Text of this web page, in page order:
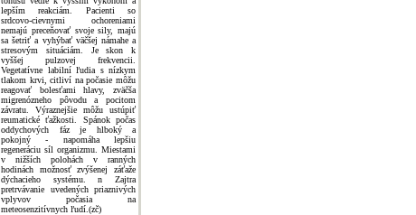
lepším reakciám. Pacienti so
srdcovo-cievnymi ochoreniami
nemajú preceňovať svoje sily, majú
sa šetriť a vyhýbať väčšej námahe a
stresovým situáciám. Je skon k
vyššej pulzovej frekvencii.
Vegetatívne labilní ľudia s nízkym
tlakom krvi, citliví na počasie môžu
reagovať bolesťami hlavy, zväčša
migrenózneho pôvodu a pocitom
závratu. Výraznejšie môžu ustúpiť
reumatické ťažkosti. Spánok počas
oddychových fáz je hlboký a
pokojný - napomáha lepšiu
regeneráciu síl organizmu. Miestami
v nižších polohách v ranných
hodinách možnosť zvýšenej záťaže
dýchacieho systému. n Zajtra
pretrvávanie uvedených priaznivých
vplyvov počasia na
meteosenzitívnych ľudí.(zč)